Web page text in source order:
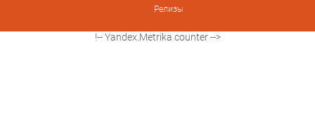
Релизы
!-- Yandex.Metrika counter -->